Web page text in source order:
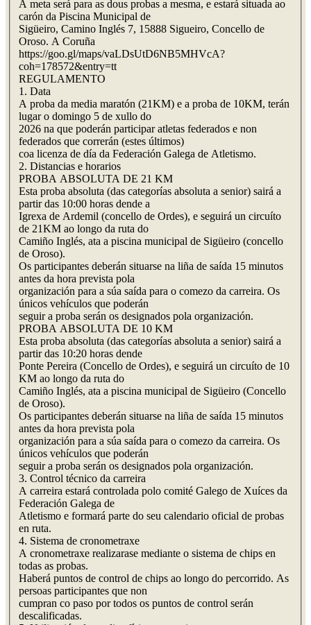
A meta será para as dous probas a mesma, e estará situada ao
carón da Piscina Municipal de
Sigüeiro, Camino Inglés 7, 15888 Sigueiro, Concello de
Oroso. A Coruña
https://goo.gl/maps/vaLDsUtD6NB5MHVcA?
coh=178572&entry=tt
REGULAMENTO
1. Data
A proba da media maratón (21KM) e a proba de 10KM, terán
lugar o domingo 5 de xullo do
2026 na que poderán participar atletas federados e non
federados que correrán (estes últimos)
coa licenza de día da Federación Galega de Atletismo.
2. Distancias e horarios
PROBA ABSOLUTA DE 21 KM
Esta proba absoluta (das categorías absoluta a senior) sairá a
partir das 10:00 horas dende a
Igrexa de Ardemil (concello de Ordes), e seguirá un circuíto
de 21KM ao longo da ruta do
Camiño Inglés, ata a piscina municipal de Sigüeiro (concello
de Oroso).
Os participantes deberán situarse na liña de saída 15 minutos
antes da hora prevista pola
organización para a súa saída para o comezo da carreira. Os
únicos vehículos que poderán
seguir a proba serán os designados pola organización.
PROBA ABSOLUTA DE 10 KM
Esta proba absoluta (das categorías absoluta a senior) sairá a
partir das 10:20 horas dende
Ponte Pereira (Concello de Ordes), e seguirá un circuíto de 10
KM ao longo da ruta do
Camiño Inglés, ata a piscina municipal de Sigüeiro (Concello
de Oroso).
Os participantes deberán situarse na liña de saída 15 minutos
antes da hora prevista pola
organización para a súa saída para o comezo da carreira. Os
únicos vehículos que poderán
seguir a proba serán os designados pola organización.
3. Control técnico da carreira
A carreira estará controlada polo comité Galego de Xuíces da
Federación Galega de
Atletismo e formará parte do seu calendario oficial de probas
en ruta.
4. Sistema de cronometraxe
A cronometraxe realizarase mediante o sistema de chips en
todas as probas.
Haberá puntos de control de chips ao longo do percorrido. As
persoas participantes que non
cumpran co paso por todos os puntos de control serán
descalificadas.